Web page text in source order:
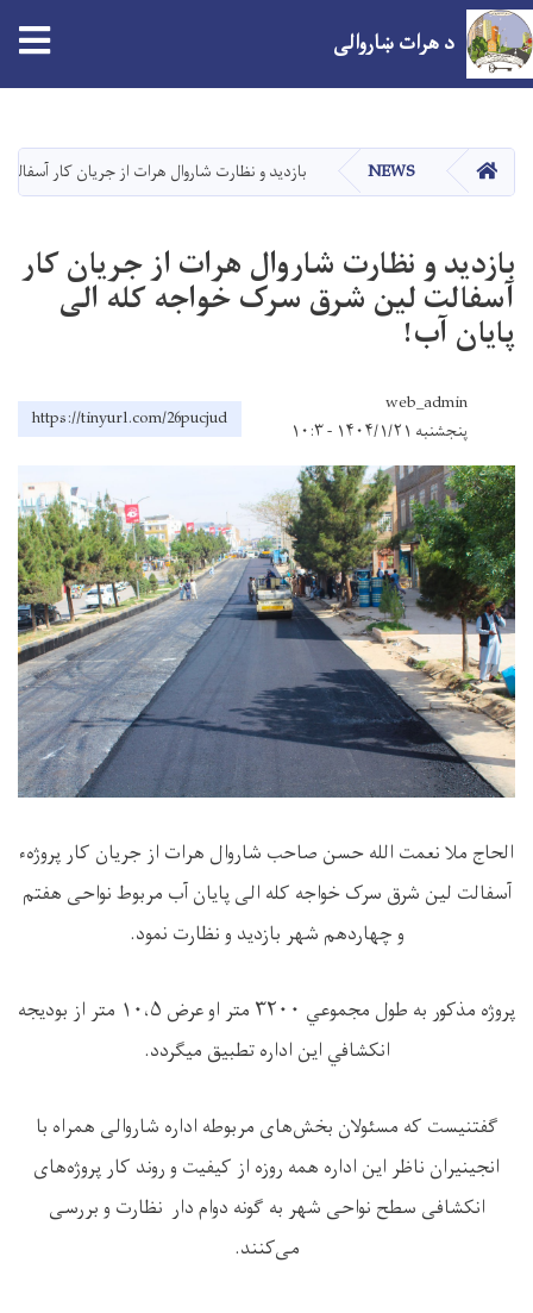
دانګل
د هرات ښاروالی
کور NEWS بازدید و نظارت شاروال هرات از جریان کار
بازدید و نظارت شاروال هرات از جریان کار
آسفالت لین شرق سرک خواجه کله الی
پایان آب!
web_admin
پنجشنبه ۱۴۰۴/۱/۲۱ - ۱۰:۳
https://tinyurl.com/26pucjud
الحاج ملا نعمت الله حسن صاحب شاروال هرات از جریان کار پروژهء
آسفالت لین شرق سرک خواجه کله الی پایان آب مربوط نواحی هفتم
و چهاردهم شهر بازدید و نظارت نمود.
پروژه مذکور به طول مجموعي ۳۲۰۰ متر او عرض ۱۰،۵ متر از بودیجه
انکشافي این اداره تطبیق میګردد.
گفتنیست که مسئولان بخش‌های مربوطه اداره شاروالی همراه با
انجینیران ناظر این اداره همه روزه از کیفیت و روند کار پروژه‌های
انکشافی سطح نواحی شهر به گونه دوام دار نظارت و بررسی
می‌کنند.